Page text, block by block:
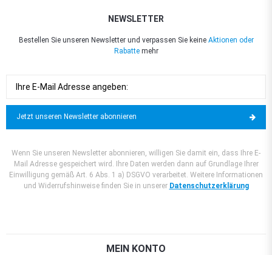
NEWSLETTER
Bestellen Sie unseren Newsletter und verpassen Sie keine Aktionen oder
Rabattemehr
Jetzt unseren Newsletter abonnieren
Wenn Sie unseren Newsletter abonnieren, willigen Sie damit ein, dass Ihre E-
Mail Adresse gespeichert wird. Ihre Daten werden dann auf Grundlage Ihrer
Einwilligung gemäß Art. 6 Abs. 1 a) DSGVO verarbeitet. Weitere Informationen
und Widerrufshinweise finden Sie in unserer Datenschutzerklärung
MEIN KONTO